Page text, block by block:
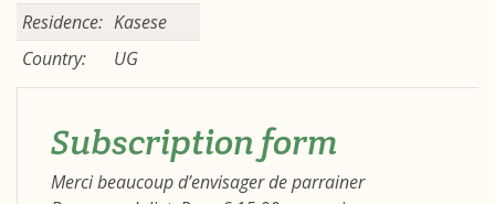
Residence: Kasese
Country:
UG
Subscription form
Merci beaucoup d’envisager de parrainer